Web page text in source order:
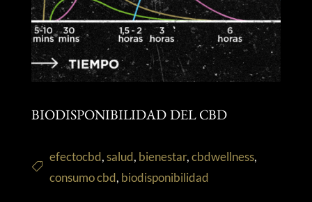
BIODISPONIBILIDAD DEL CBD
efectocbd,salud, bienestar,cbdwellness,
consumo cbd, biodisponibilidad